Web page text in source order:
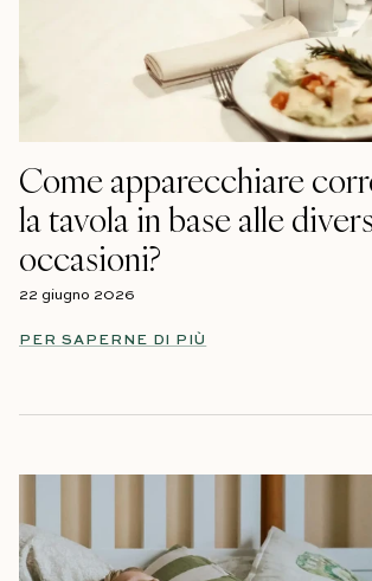
Come apparecchiare
la tavola in base alle
occasioni?
22 giugno 2026
PER SAPERNE DI PIÙ